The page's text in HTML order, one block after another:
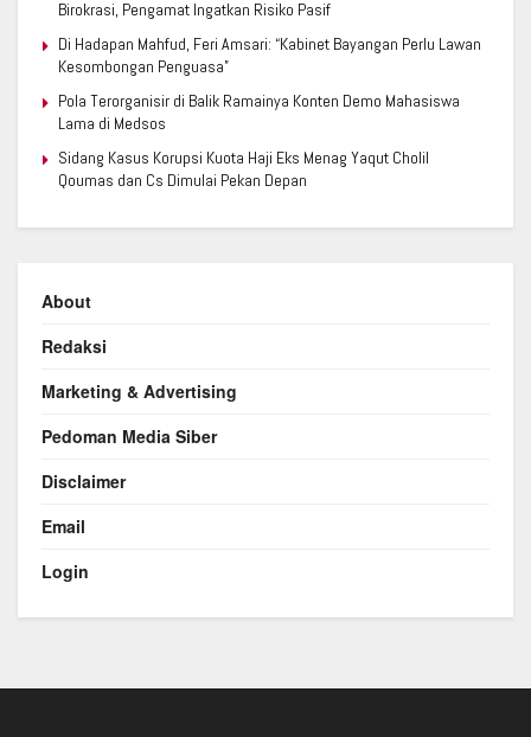
Birokrasi, Pengamat Ingatkan Risiko Pasif
Di Hadapan Mahfud, Feri Amsari: “Kabinet Bayangan Perlu Lawan
Kesombongan Penguasa”
Pola Terorganisir di Balik Ramainya Konten Demo Mahasiswa
Lama di Medsos
Sidang Kasus Korupsi Kuota Haji Eks Menag Yaqut Cholil
Qoumas dan Cs Dimulai Pekan Depan
About
Redaksi
Marketing & Advertising
Pedoman Media Siber
Disclaimer
Email
Login